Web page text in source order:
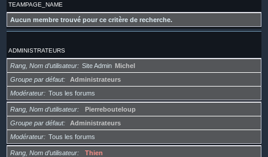
TEAMPAGE_NAME
Aucun membre trouvé pour ce critère de recherche.
ADMINISTRATEURS
Rang, Nom d’utilisateur Site Admin Michel
Groupe par défaut
Administrateurs
Modérateur
Tous les forums
Rang, Nom d’utilisateur
Pierrebouteloup
Groupe par défaut
Administrateurs
Modérateur
Tous les forums
Rang, Nom d’utilisateur
Thien